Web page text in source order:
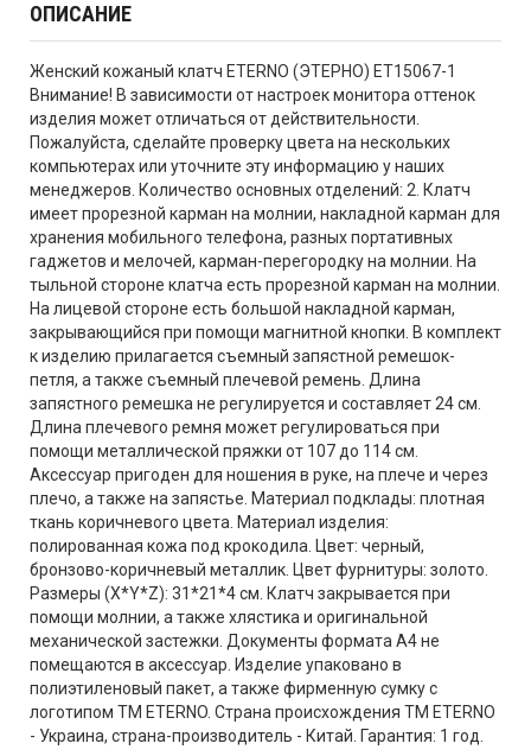
ОПИСАНИЕ
Женский кожаный клатч ETERNO (ЭТЕРНО) ET15067-1
Внимание! В зависимости от настроек монитора оттенок
изделия может отличаться от действительности.
Пожалуйста, сделайте проверку цвета на нескольких
компьютерах или уточните эту информацию у наших
менеджеров. Количество основных отделений: 2. Клатч
имеет прорезной карман на молнии, накладной карман для
хранения мобильного телефона, разных портативных
гаджетов и мелочей, карман-перегородку на молнии. На
тыльной стороне клатча есть прорезной карман на молнии.
На лицевой стороне есть большой накладной карман,
закрывающийся при помощи магнитной кнопки. В комплект
к изделию прилагается съемный запястной ремешок-
петля, а также съемный плечевой ремень. Длина
запястного ремешка не регулируется и составляет 24 см.
Длина плечевого ремня может регулироваться при
помощи металлической пряжки от 107 до 114 см.
Аксессуар пригоден для ношения в руке, на плече и через
плечо, а также на запястье. Материал подклады: плотная
ткань коричневого цвета. Материал изделия:
полированная кожа под крокодила. Цвет: черный,
бронзово-коричневый металлик. Цвет фурнитуры: золото.
Размеры (X*Y*Z): 31*21*4 см. Клатч закрывается при
помощи молнии, а также хлястика и оригинальной
механической застежки. Документы формата А4 не
помещаются в аксессуар. Изделие упаковано в
полиэтиленовый пакет, а также фирменную сумку с
логотипом ТМ ETERNO. Страна происхождения ТМ ETERNO
- Украина, страна-производитель - Китай. Гарантия: 1 год.